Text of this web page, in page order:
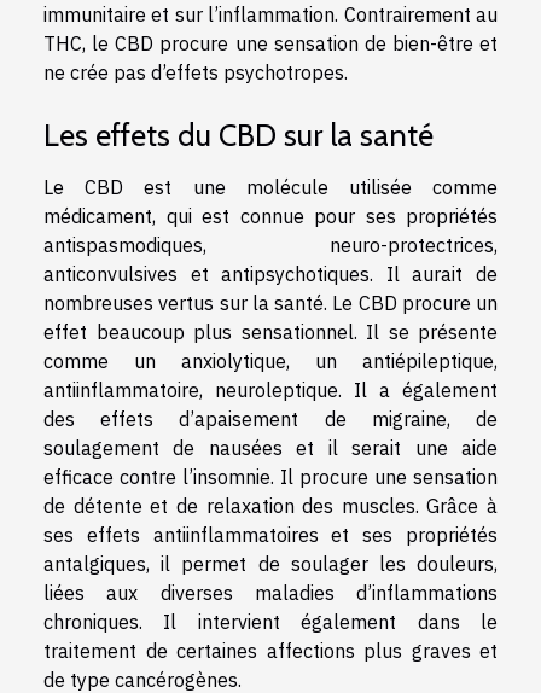
immunitaire et sur l’inflammation. Contrairement au
THC, le CBD procure une sensation de bien-être et
ne crée pas d’effets psychotropes.
Les effets du CBD sur la santé
Le CBD est une molécule utilisée comme
médicament, qui est connue pour ses propriétés
antispasmodiques, neuro-protectrices,
anticonvulsives et antipsychotiques. Il aurait de
nombreuses vertus sur la santé. Le CBD procure un
effet beaucoup plus sensationnel. Il se présente
comme un anxiolytique, un antiépileptique,
antiinflammatoire, neuroleptique. Il a également
des effets d’apaisement de migraine, de
soulagement de nausées et il serait une aide
efficace contre l’insomnie. Il procure une sensation
de détente et de relaxation des muscles. Grâce à
ses effets antiinflammatoires et ses propriétés
antalgiques, il permet de soulager les douleurs,
liées aux diverses maladies d’inflammations
chroniques. Il intervient également dans le
traitement de certaines affections plus graves et
de type cancérogènes.